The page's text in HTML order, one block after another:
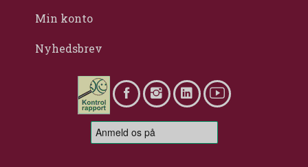
Min konto
Nyhedsbrev